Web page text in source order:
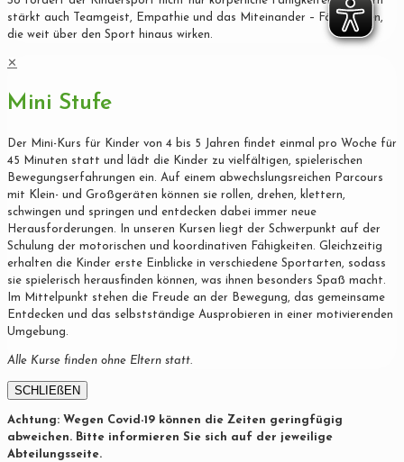
stärkt auch Teamgeist, Empathie und das Miteinander – Fähigkeiten,
die weit über den Sport hinaus wirken.
✕
Mini Stufe
Der Mini-Kurs für Kinder von 4 bis 5 Jahren findet einmal pro Woche für
45 Minuten statt und lädt die Kinder zu vielfältigen, spielerischen
Bewegungserfahrungen ein. Auf einem abwechslungsreichen Parcours
mit Klein- und Großgeräten können sie rollen, drehen, klettern,
schwingen und springen und entdecken dabei immer neue
Herausforderungen. In unseren Kursen liegt der Schwerpunkt auf der
Schulung der motorischen und koordinativen Fähigkeiten. Gleichzeitig
erhalten die Kinder erste Einblicke in verschiedene Sportarten, sodass
sie spielerisch herausfinden können, was ihnen besonders Spaß macht.
Im Mittelpunkt stehen die Freude an der Bewegung, das gemeinsame
Entdecken und das selbstständige Ausprobieren in einer motivierenden
Umgebung.
Alle Kurse finden ohne Eltern statt.
SCHLIEßEN
Achtung: Wegen Covid-19 können die Zeiten geringfügig
abweichen. Bitte informieren Sie sich auf der jeweilige
Abteilungsseite.